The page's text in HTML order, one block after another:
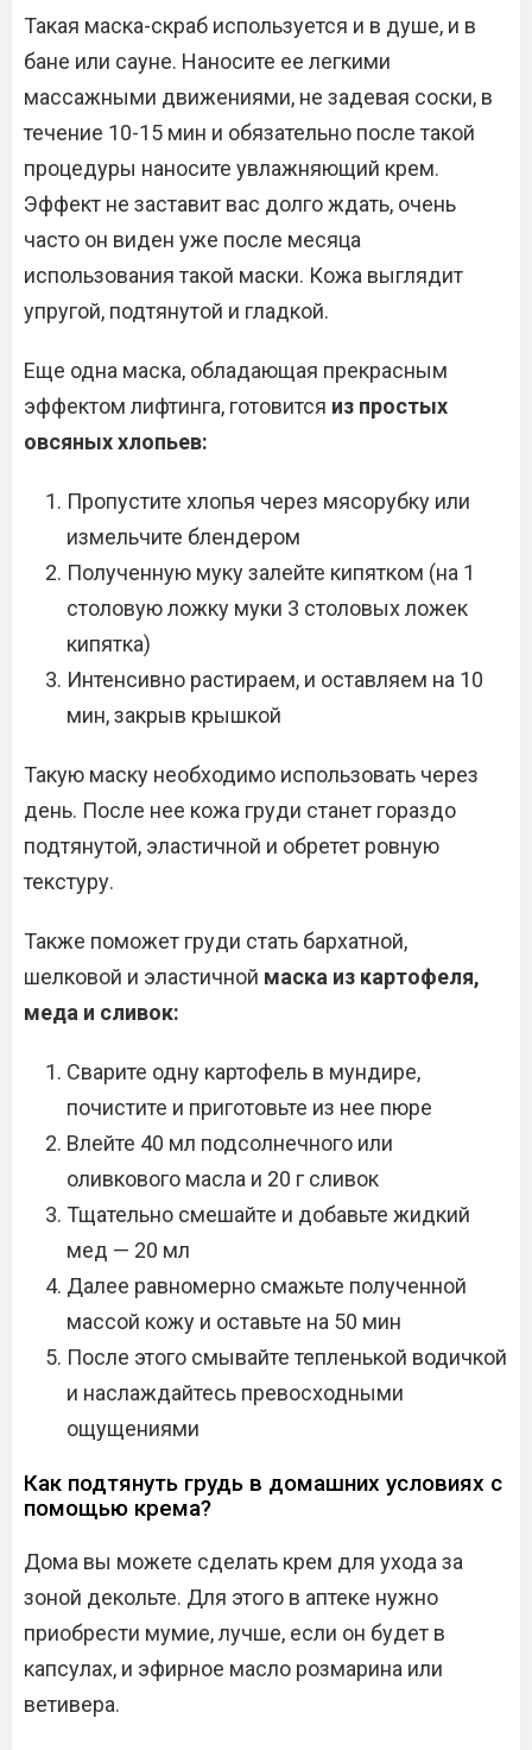
Такая маска-скраб используется и в душе, и в
бане или сауне. Наносите ее легкими
массажными движениями, не задевая соски, в
течение 10-15 мин и обязательно после такой
процедуры наносите увлажняющий крем.
Эффект не заставит вас долго ждать, очень
часто он виден уже после месяца
использования такой маски. Кожа выглядит
упругой, подтянутой и гладкой.
Еще одна маска, обладающая прекрасным
эффектом лифтинга, готовится из простых
овсяных хлопьев:
Пропустите хлопья через мясорубку или
измельчите блендером
Полученную муку залейте кипятком (на 1
столовую ложку муки 3 столовых ложек
кипятка)
Интенсивно растираем, и оставляем на 10
мин, закрыв крышкой
Такую маску необходимо использовать через
день. После нее кожа груди станет гораздо
подтянутой, эластичной и обретет ровную
текстуру.
Также поможет груди стать бархатной,
шелковой и эластичной маска из картофеля,
меда и сливок:
Сварите одну картофель в мундире,
почистите и приготовьте из нее пюре
Влейте 40 мл подсолнечного или
оливкового масла и 20 г сливок
Тщательно смешайте и добавьте жидкий
мед — 20 мл
Далее равномерно смажьте полученной
массой кожу и оставьте на 50 мин
После этого смывайте тепленькой водичкой
и наслаждайтесь превосходными
ощущениями
Как подтянуть грудь в домашних условиях с
помощью крема?
Дома вы можете сделать крем для ухода за
зоной декольте. Для этого в аптеке нужно
приобрести мумие, лучше, если он будет в
капсулах, и эфирное масло розмарина или
ветивера.